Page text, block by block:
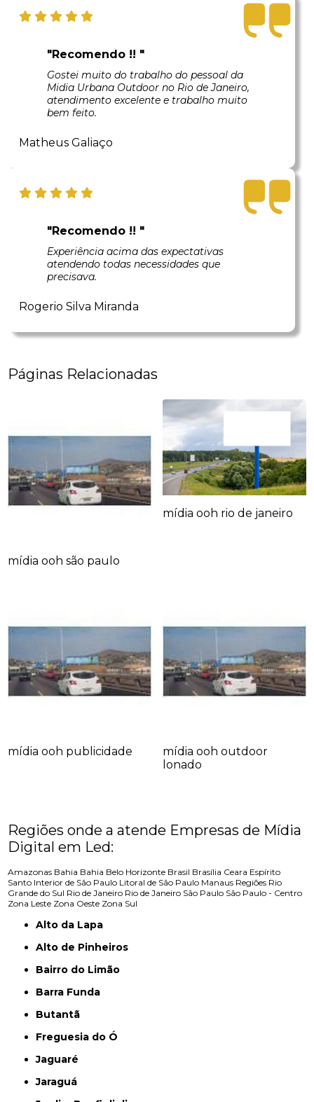
"Recomendo !! "
Gostei muito do trabalho do pessoal da
Midia Urbana Outdoor no Rio de Janeiro,
atendimento excelente e trabalho muito
bem feito.
Matheus Galiaço
"Recomendo !! "
Experiência acima das expectativas
atendendo todas necessidades que
precisava.
Rogerio Silva Miranda
Páginas Relacionadas
mídia ooh são paulo
mídia ooh rio de janeiro
mídia ooh publicidade
mídia ooh outdoor
lonado
Regiões onde a atende Empresas de Mídia
Digital em Led:
Amazonas Bahia Bahia Belo Horizonte Brasil Brasília Ceara Espírito
Santo Interior de São Paulo Litoral de São Paulo Manaus Regiões Rio
Grande do Sul Rio de Janeiro Rio de Janeiro São Paulo São Paulo - Centro
Zona Leste Zona Oeste Zona Sul
Alto da Lapa
Alto de Pinheiros
Bairro do Limão
Barra Funda
Butantã
Freguesia do Ó
Jaguaré
Jaraguá